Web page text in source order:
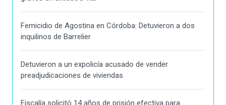
Femicidio de Agostina en Córdoba: Detuvieron a dos
inquilinos de Barrelier
Detuvieron a un expolicía acusado de vender
preadjudicaciones de viviendas
Fiscalía solicitó 14 años de prisión efectiva para